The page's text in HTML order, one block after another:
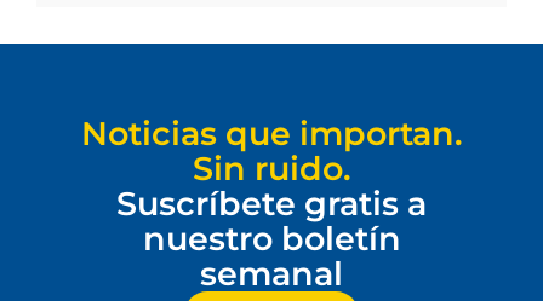
Noticias que importan.
Sin ruido.
Suscríbete gratis a
nuestro boletín
semanal